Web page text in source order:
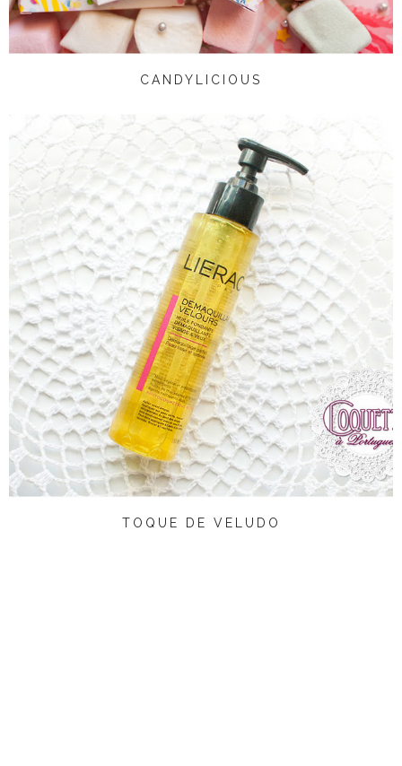
CANDYLICIOUS
TOQUE DE VELUDO